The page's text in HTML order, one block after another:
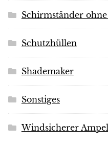
Schirmständer
Schutzhüllen
Shademaker
Sonstiges
Windsicherer